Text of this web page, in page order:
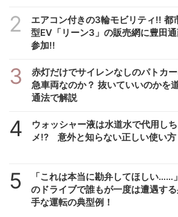
2
エアコン付きの3輪モビリティ!! 都
型EV「リーン3」の販売網に豊田
参加!!
3
赤灯だけでサイレンなしのパトカ
急車両なのか？ 抜いていいのかを
通法で解説
4
ウォッシャー液は水道水で代用し
メ!? 意外と知らない正しい使い方
5
「これは本当に勘弁してほしい……
のドライブで誰もが一度は遭遇す
手な運転の典型例！